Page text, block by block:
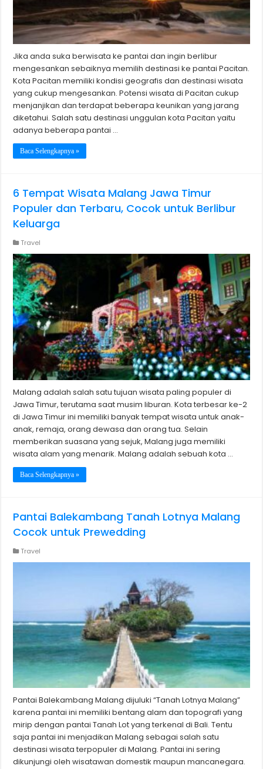
Jika anda suka berwisata ke pantai dan ingin berlibur
mengesankan sebaiknya memilih destinasi ke pantai Pacitan.
Kota Pacitan memiliki kondisi geografis dan destinasi wisata
yang cukup mengesankan. Potensi wisata di Pacitan cukup
menjanjikan dan terdapat beberapa keunikan yang jarang
diketahui. Salah satu destinasi unggulan kota Pacitan yaitu
adanya beberapa pantai …
Baca Selengkapnya »
6 Tempat Wisata Malang Jawa Timur
Populer dan Terbaru, Cocok untuk Berlibur
Keluarga
Travel
Malang adalah salah satu tujuan wisata paling populer di
Jawa Timur, terutama saat musim liburan. Kota terbesar ke-2
di Jawa Timur ini memiliki banyak tempat wisata untuk anak-
anak, remaja, orang dewasa dan orang tua. Selain
memberikan suasana yang sejuk, Malang juga memiliki
wisata alam yang menarik. Malang adalah sebuah kota …
Baca Selengkapnya »
Pantai Balekambang Tanah Lotnya Malang
Cocok untuk Prewedding
Travel
Pantai Balekambang Malang dijuluki “Tanah Lotnya Malang”
karena pantai ini memiliki bentang alam dan topografi yang
mirip dengan pantai Tanah Lot yang terkenal di Bali. Tentu
saja pantai ini menjadikan Malang sebagai salah satu
destinasi wisata terpopuler di Malang. Pantai ini sering
dikunjungi oleh wisatawan domestik maupun mancanegara.